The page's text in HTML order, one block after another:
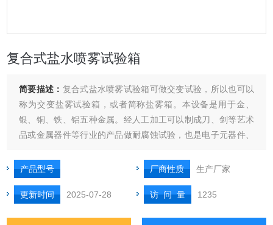
复合式盐水喷雾试验箱
简要描述： 复合式盐水喷雾试验箱可做交变试验，所以也可以
称为交变盐雾试验箱，或者简称盐雾箱。本设备是用于金、
银、铜、铁、铝五种金属。经人工加工可以制成刀、剑等艺术
品或金属器件等行业的产品做耐腐蚀试验，也是电子元器件、
箱，为人工气候环境“三防"（盐雾、湿热、霉菌）试验设备之
一，是国防工业、轻工电子、机械研究、仪器仪表等行业对于
各种恶劣环境适应性
产品型号 厂商性质 生产厂家
更新时间 2025-07-28 访 问 量 1235